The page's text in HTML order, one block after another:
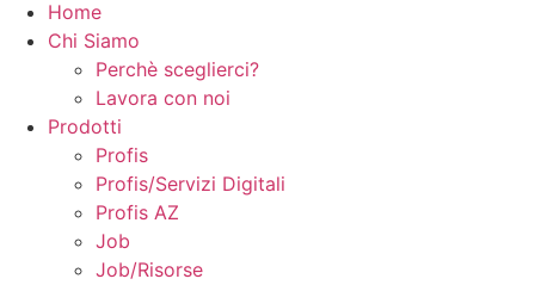
Home
Chi Siamo
Perchè sceglierci?
Lavora con noi
Prodotti
Profis
Profis/Servizi Digitali
Profis AZ
Job
Job/Risorse